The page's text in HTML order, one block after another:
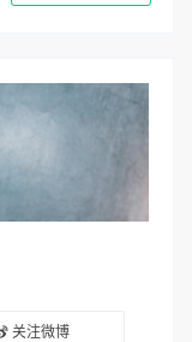
关注微博